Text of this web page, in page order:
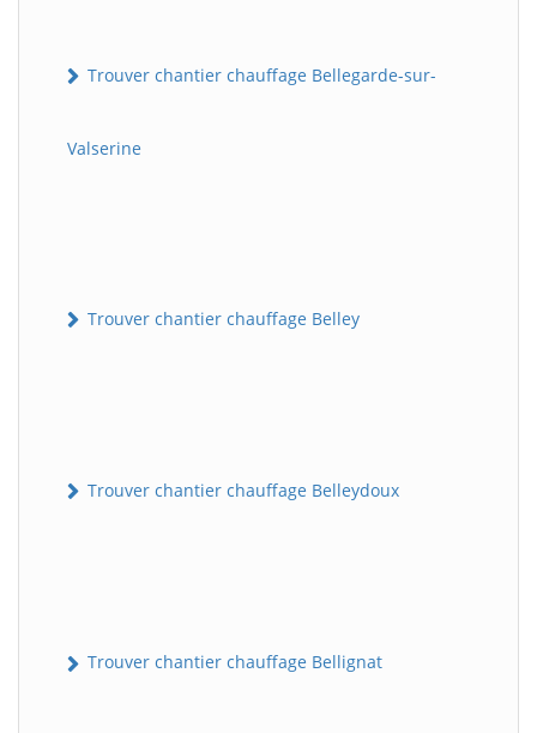
Trouver chantier chauffage Bellegarde-sur-
Valserine
Trouver chantier chauffage Belley
Trouver chantier chauffage Belleydoux
Trouver chantier chauffage Bellignat